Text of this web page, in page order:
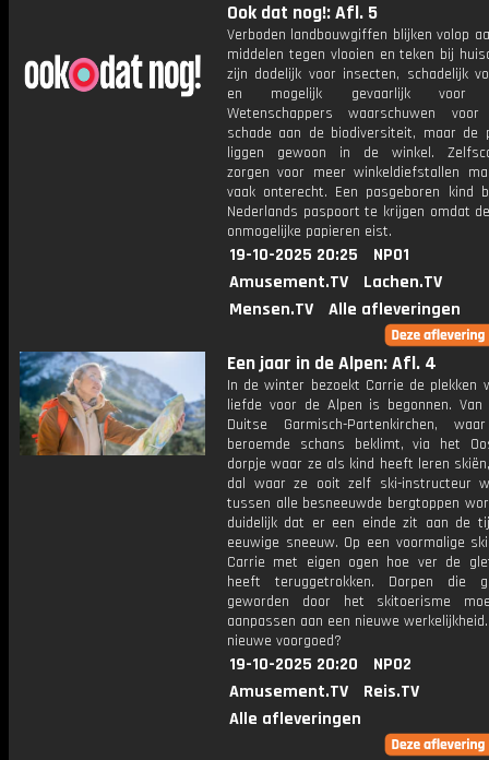
Ook dat nog!: Afl. 5
Verboden landbouwgiffen blijken volop
middelen tegen vlooien en teken bij
zijn dodelijk voor insecten, schadelijk
en mogelijk gevaarlijk voor
Wetenschappers waarschuwen voor
schade aan de biodiversiteit, maar de
liggen gewoon in de winkel.
zorgen voor meer winkeldiefstallen
vaak onterecht. Een pasgeboren kind
Nederlands paspoort te krijgen omdat
onmogelijke papieren eist.
19-10-2025 20:25
NPO1
Amusement.TV
Lachen.TV
Mensen.TV
Alle afleveringen
Een jaar in de Alpen: Afl. 4
In de winter bezoekt Carrie de plekken
liefde voor de Alpen is begonnen.
Duitse Garmisch-Partenkirchen,
beroemde schans beklimt, via het
dorpje waar ze als kind heeft leren
dal waar ze ooit zelf ski-instructeur
tussen alle besneeuwde bergtoppen
duidelijk dat er een einde zit aan de
eeuwige sneeuw. Op een voormalige
Carrie met eigen ogen hoe ver de
heeft teruggetrokken. Dorpen die
geworden door het skitoerisme
aanpassen aan een nieuwe
nieuwe voorgoed?
19-10-2025 20:20
NPO2
Amusement.TV
Reis.TV
Alle afleveringen